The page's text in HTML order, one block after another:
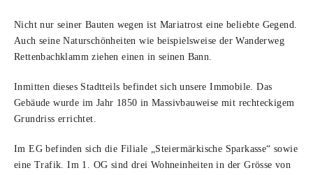
Nicht nur seiner Bauten wegen ist Mariatrost eine beliebte Gegend.
Auch seine Naturschönheiten wie beispielsweise der Wanderweg
Rettenbachklamm ziehen einen in seinen Bann.
Inmitten dieses Stadtteils befindet sich unsere Immobile. Das
Gebäude wurde im Jahr 1850 in Massivbauweise mit rechteckigem
Grundriss errichtet.
Im EG befinden sich die Filiale „Steiermärkische Sparkasse“ sowie
eine Trafik. Im 1. OG sind drei Wohneinheiten in der Grösse von